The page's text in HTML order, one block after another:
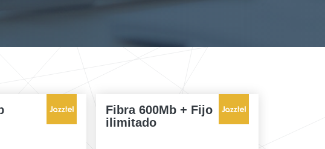
Fibra 600Mb + Fijo
ilimitado